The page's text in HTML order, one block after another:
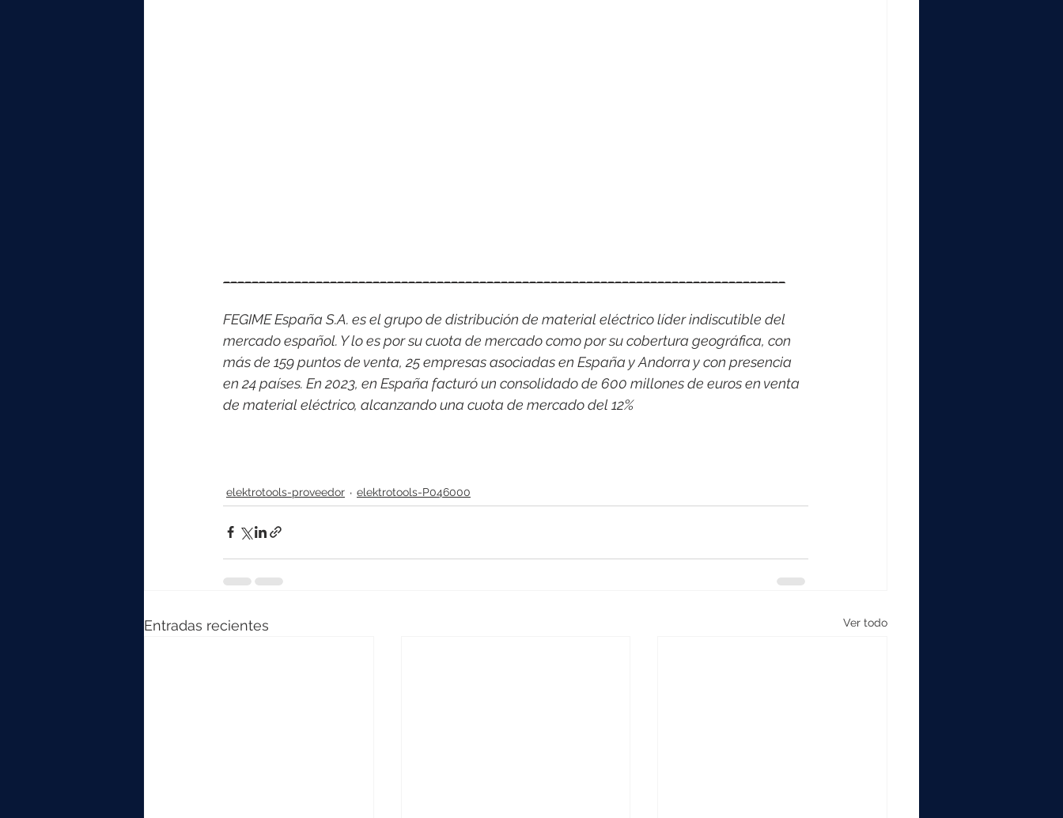
FEGIME España S.A. es el grupo de distribución de material eléctrico líder indiscutible del
mercado español. Y lo es por su cuota de mercado como por su cobertura geográfica, con
más de 159 puntos de venta, 25 empresas asociadas en España y Andorra y con presencia
en 24 países. En 2023, en España facturó un consolidado de 600 millones de euros en venta
de material eléctrico, alcanzando una cuota de mercado del 12%
elektrotools-proveedor elektrotools-P046000
Entradas recientes Ver todo